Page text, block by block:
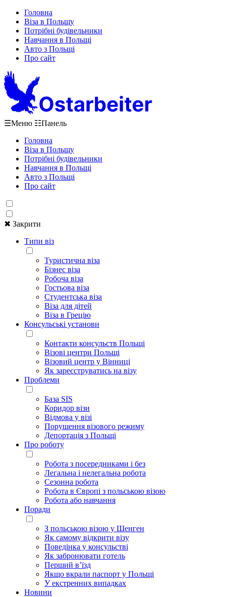
Головна
Віза в Польщу
Потрібні будівельники
Навчання в Польщі
Авто з Польщі
Про сайт
☰Меню ☷Панель
Головна
Віза в Польщу
Потрібні будівельники
Навчання в Польщі
Авто з Польщі
Про сайт
✖ Закрити
Типи віз
Туристична віза
Бізнес віза
Робоча віза
Гостьова віза
Студентська віза
Віза для дітей
Віза в Грецію
Консульські установи
Контакти консульств Польщі
Візові центри Польщі
Візовий центр у Вінниці
Як зареєструватись на візу
Проблеми
База SIS
Коридор візи
Відмова у візі
Порушення візового режиму
Депортація з Польщі
Про роботу
Робота з посередниками і без
Легальна і нелегальна робота
Сезонна робота
Робота в Європі з польською візою
Робота або навчання
Поради
З польською візою у Шенген
Як самому відкрити візу
Поведінка у консульстві
Як забронювати готель
Перший в’їзд
Якщо вкрали паспорт у Польщі
У екстренних випадках
Новини